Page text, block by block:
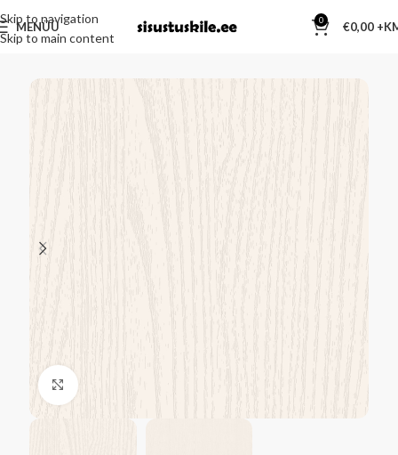
Skip to navigation
Skip to main content
MENÜÜ 0 €0,00
Kliki suurendamiseks